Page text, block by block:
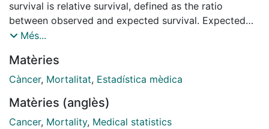
survival is relative survival, defined as the ratio
between observed and expected survival. Expected
survival is computed on the basis of the mortality of a
population are not always available and their
calculation requires specific software. For that
WAERS (Web-Assisted Estimation of Relative Survival),
a web-based application that estimates the relative
Més...
Matèries
Càncer, Mortalitat, Estadística mèdica
Matèries (anglès)
Cancer, Mortality, Medical statistics